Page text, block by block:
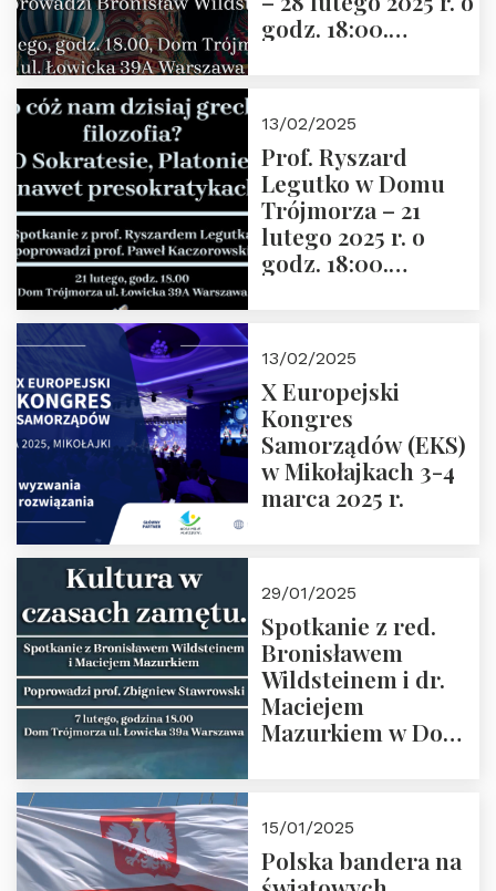
godz. 18:00.
13/02/2025
Prof. Ryszard
Legutko w Domu
Trójmorza – 21
lutego 2025 r. o
godz. 18:00.
Zapraszamy
13/02/2025
X Europejski
Kongres
Samorządów (EKS)
w Mikołajkach 3-4
marca 2025 r.
29/01/2025
Spotkanie z red.
Bronisławem
Wildsteinem i dr.
Maciejem
Mazurkiem w Domu
Prowadzi prof.
Zbigniew
15/01/2025
Polska bandera na